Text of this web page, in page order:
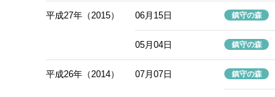
平成27年（2015） 06月15日 鎮守の森
05月04日 鎮守の森
平成26年（2014） 07月07日 鎮守の森